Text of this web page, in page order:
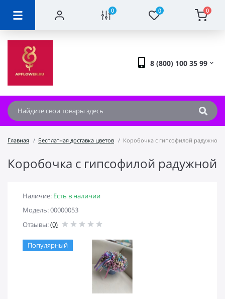
0 0 0
8 (800) 100 35 99
Главная Бесплатная доставка цветов Коробочка с гипсофилой радужной
Коробочка с гипсофилой радужной
Наличие: Есть в наличии
Модель: 00000053
Отзывы:(0)
Популярный